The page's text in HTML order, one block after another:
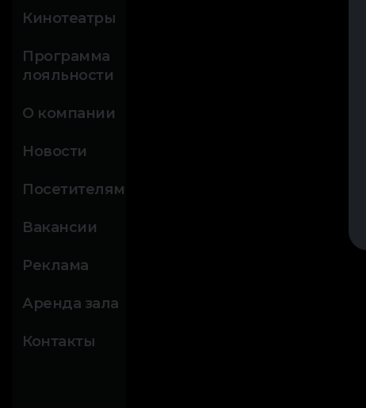
Кинотеатры
Программа
лояльности
О компании
Новости
Посетителям
Вакансии
Реклама
Аренда зала
Контакты